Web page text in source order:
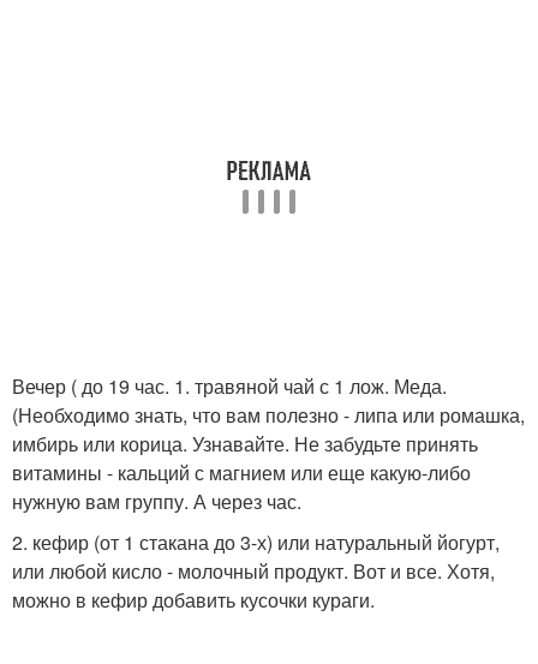
Вечер ( до 19 час. 1. травяной чай с 1 лож. Меда.
(Необходимо знать, что вам полезно - липа или ромашка,
имбирь или корица. Узнавайте. Не забудьте принять
витамины - кальций с магнием или еще какую-либо
нужную вам группу. А через час.
2. кефир (от 1 стакана до 3-х) или натуральный йогурт,
или любой кисло - молочный продукт. Вот и все. Хотя,
можно в кефир добавить кусочки кураги.